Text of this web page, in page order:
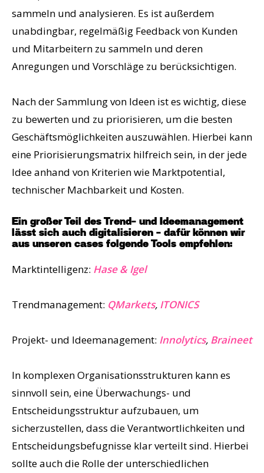
sammeln und analysieren. Es ist außerdem
unabdingbar, regelmäßig Feedback von Kunden
und Mitarbeitern zu sammeln und deren
Anregungen und Vorschläge zu berücksichtigen.
Nach der Sammlung von Ideen ist es wichtig, diese
zu bewerten und zu priorisieren, um die besten
Geschäftsmöglichkeiten auszuwählen. Hierbei kann
eine Priorisierungsmatrix hilfreich sein, in der jede
Idee anhand von Kriterien wie Marktpotential,
technischer Machbarkeit und Kosten.
Ein großer Teil des Trend- und Ideemanagement
lässt sich auch digitalisieren - dafür können wir
aus unseren cases folgende Tools empfehlen:
Marktintelligenz: Hase & Igel
Trendmanagement: QMarkets, ITONICS
Projekt- und Ideemanagement: Innolytics, Braineet
In komplexen Organisationsstrukturen kann es
sinnvoll sein, eine Überwachungs- und
Entscheidungsstruktur aufzubauen, um
sicherzustellen, dass die Verantwortlichkeiten und
Entscheidungsbefugnisse klar verteilt sind. Hierbei
sollte auch die Rolle der unterschiedlichen